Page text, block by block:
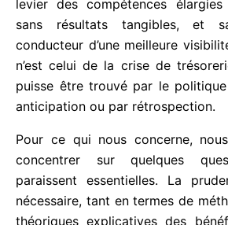
ressources typifiantes et donc ne
les situer sur un axe
clairement un « avant » et un «
Ils se retrouveraient de ce fait
situation de dépendance
parviendraient pas à maîtriser , et
temps qu’ils ne parviendraient
discursivement : le futur
seraient plus lisibles, et les
d’effet de levier des